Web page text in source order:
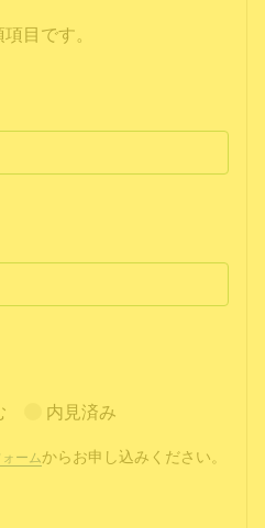
目です。
内見済み
ームからお申し込みください。